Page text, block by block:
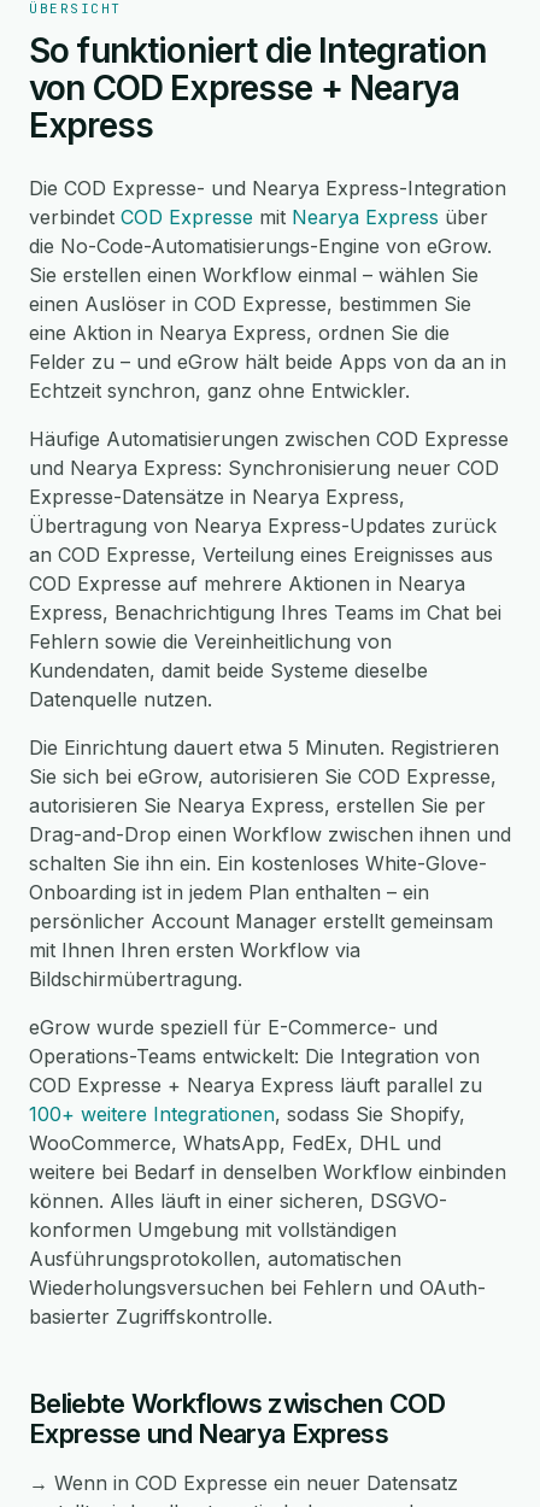
ÜBERSICHT
So funktioniert die Integration
von COD Expresse + Nearya
Express
Die COD Expresse- und Nearya Express-Integration
verbindet COD Expresse mit Nearya Express über
die No-Code-Automatisierungs-Engine von eGrow.
Sie erstellen einen Workflow einmal – wählen Sie
einen Auslöser in COD Expresse, bestimmen Sie
eine Aktion in Nearya Express, ordnen Sie die
Felder zu – und eGrow hält beide Apps von da an in
Echtzeit synchron, ganz ohne Entwickler.
Häufige Automatisierungen zwischen COD Expresse
und Nearya Express: Synchronisierung neuer COD
Expresse-Datensätze in Nearya Express,
Übertragung von Nearya Express-Updates zurück
an COD Expresse, Verteilung eines Ereignisses aus
COD Expresse auf mehrere Aktionen in Nearya
Express, Benachrichtigung Ihres Teams im Chat bei
Fehlern sowie die Vereinheitlichung von
Kundendaten, damit beide Systeme dieselbe
Datenquelle nutzen.
Die Einrichtung dauert etwa 5 Minuten. Registrieren
Sie sich bei eGrow, autorisieren Sie COD Expresse,
autorisieren Sie Nearya Express, erstellen Sie per
Drag-and-Drop einen Workflow zwischen ihnen und
schalten Sie ihn ein. Ein kostenloses White-Glove-
Onboarding ist in jedem Plan enthalten – ein
persönlicher Account Manager erstellt gemeinsam
mit Ihnen Ihren ersten Workflow via
Bildschirmübertragung.
eGrow wurde speziell für E-Commerce- und
Operations-Teams entwickelt: Die Integration von
COD Expresse + Nearya Express läuft parallel zu
100+ weitere Integrationen, sodass Sie Shopify,
WooCommerce, WhatsApp, FedEx, DHL und
weitere bei Bedarf in denselben Workflow einbinden
können. Alles läuft in einer sicheren, DSGVO-
konformen Umgebung mit vollständigen
Ausführungsprotokollen, automatischen
Wiederholungsversuchen bei Fehlern und OAuth-
basierter Zugriffskontrolle.
Beliebte Workflows zwischen COD
Expresse und Nearya Express
→ Wenn in COD Expresse ein neuer Datensatz